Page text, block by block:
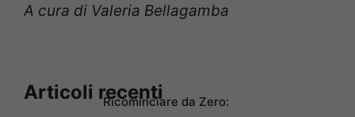
A cura di Valeria Bellagamba
Articoli recentiRicominciare da Zero: